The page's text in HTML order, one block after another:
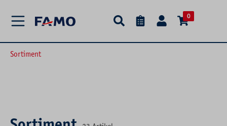
0
Sortiment